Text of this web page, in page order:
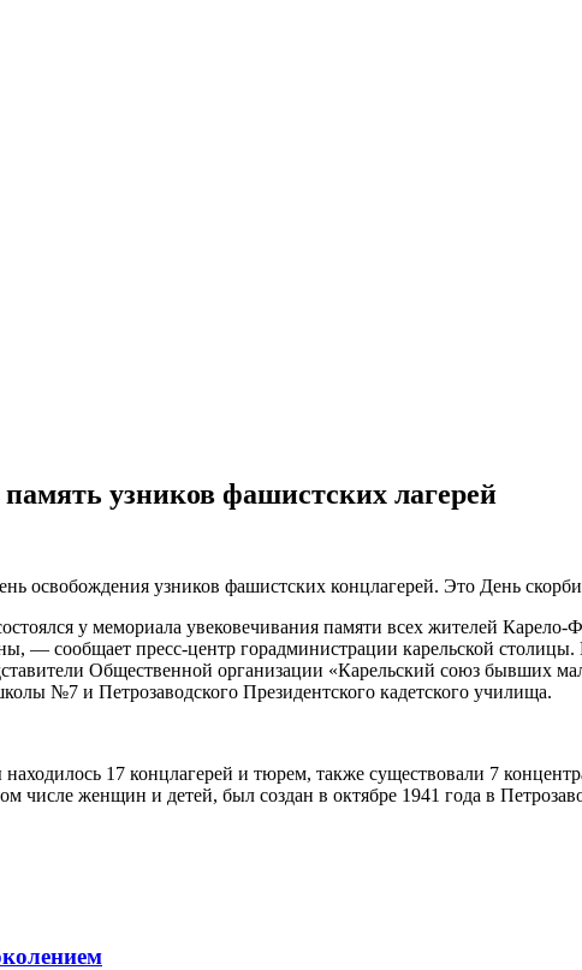
узников фашистских лагерей
освобождения узников фашистских концлагерей. Это День
у мемориала увековечивания памяти всех жителей
— сообщает пресс-центр горадминистрации карельской
Общественной организации «Карельский союз бывших
№7 и Петрозаводского Президентского кадетского училища.
17 концлагерей и тюрем, также существовали 7
числе женщин и детей, был создан в октябре 1941 года в